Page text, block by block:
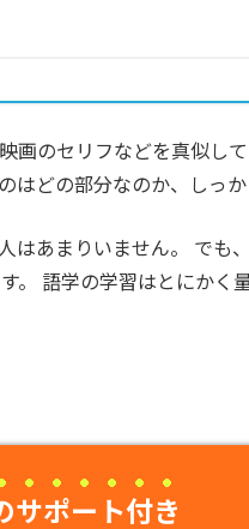
画のセリフなどを真似し
どの部分なのか、しっか
はあまりいません。 でも
。 語学の学習はとにかく
サポート付き